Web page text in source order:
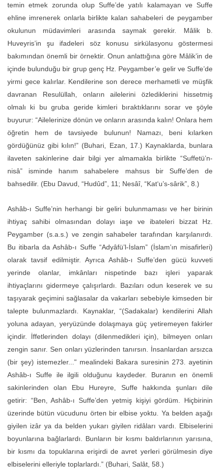
temin etmek zorunda olup Suffe’de yatılı kalamayan ve Suffe
ehline imrenerek onlarla birlikte kalan sahabeleri de peygamber
okulunun müdavimleri arasında saymak gerekir. Mâlik b.
Huveyris’in şu ifadeleri söz konusu sirkülasyonu göstermesi
bakımından önemli bir örnektir. Onun anlattığına göre Mâlik’in de
içinde bulunduğu bir grup genç Hz. Peygamber’e gelir ve Suffe’de
yirmi gece kalırlar. Kendilerine son derece merhametli ve müşfik
davranan Resulüllah, onların ailelerini özlediklerini hissetmiş
olmalı ki bu gruba geride kimleri bıraktıklarını sorar ve şöyle
buyurur: “Ailelerinize dönün ve onların arasında kalın! Onlara hem
öğretin hem de tavsiyede bulunun! Namazı, beni kılarken
gördüğünüz gibi kılın!” (Buhari, Ezan, 17.) Kaynaklarda, bunlara
ilaveten sakinlerine dair bilgi yer almamakla birlikte “Suffetü’n-
nisâ” isminde hanım sahabelere mahsus bir Suffe’den de
bahsedilir. (Ebu Davud, “Hudûd”, 11; Nesâî, “Kat‘u’s-sârik”, 8.)
Ashâb-ı Suffe’nin herhangi bir geliri bulunmaması ve her birinin
ihtiyaç sahibi olmasından dolayı iaşe ve ibateleri bizzat Hz.
Peygamber (s.a.s.) ve zengin sahabeler tarafından karşılanırdı.
Bu itibarla da Ashâb-ı Suffe “Adyâfü’l-İslam” (İslam’ın misafirleri)
olarak tavsif edilmiştir. Ayrıca Ashâb-ı Suffe’den gücü kuvveti
yerinde olanlar, imkânları nispetinde bazı işleri yaparak
ihtiyaçlarını gidermeye çalışırlardı. Bazıları odun keserek ve su
taşıyarak geçimini sağlasalar da vakarları sebebiyle kimseden bir
talepte bulunmazlardı. Kaynaklar, “(Sadakalar) kendilerini Allah
yoluna adayan, yeryüzünde dolaşmaya güç yetiremeyen fakirler
içindir. İffetlerinden dolayı (dilenmedikleri için), bilmeyen onları
zengin sanır. Sen onları yüzlerinden tanırsın. İnsanlardan arsızca
(bir şey) istemezler..." mealindeki Bakara suresinin 273. ayetinin
Ashâb-ı Suffe ile ilgili olduğunu kaydeder. Buranın en önemli
sakinlerinden olan Ebu Hureyre, Suffe hakkında şunları dile
getirir: “Ben, Ashâb-ı Suffe’den yetmiş kişiyi gördüm. Hiçbirinin
üzerinde bütün vücudunu örten bir elbise yoktu. Ya belden aşağı
giyilen izâr ya da belden yukarı giyilen ridâları vardı. Elbiselerini
boyunlarına bağlarlardı. Bunların bir kısmı baldırlarının yarısına,
bir kısmı da topuklarına erişirdi de avret yerleri görülmesin diye
elbiselerini elleriyle toplarlardı.” (Buhari, Salât, 58.)